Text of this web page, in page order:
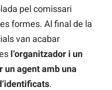
pel comissari
formes. Al final de la
van acabar
l’organitzador i un
agent amb una
.